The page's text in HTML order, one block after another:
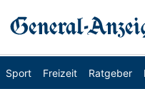
Sport Freizeit Ratgeber